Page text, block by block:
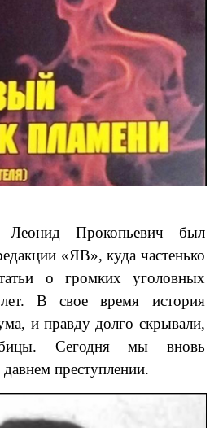
Прокопьевич был
«ЯВ», куда частенько
о громких уголовных
В свое время история
и правду долго скрывали,
Сегодня мы вновь
преступлении.